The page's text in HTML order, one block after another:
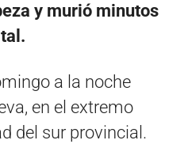
y murió minutos
a la noche
en el extremo
del sur provincial.